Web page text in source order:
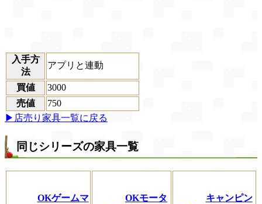
入手方
法
アプリと連動
買値
3000
売値
750
▶店売り家具一覧に戻る
同じシリーズの家具一覧
OKゲームマ
OKモータ
キャンピン